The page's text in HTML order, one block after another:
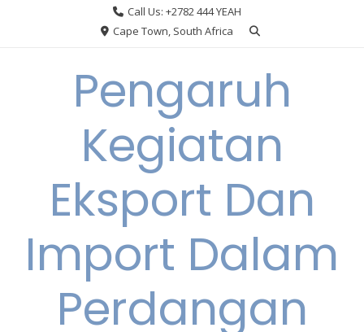
Call Us: +2782 444 YEAH
Cape Town, South Africa
Pengaruh
Kegiatan
Eksport Dan
Import Dalam
Perdangan